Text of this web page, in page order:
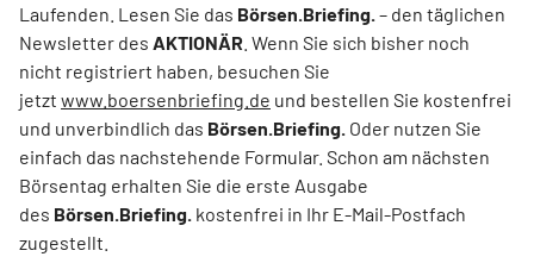
Laufenden. Lesen Sie das Börsen.Briefing. – den täglichen
Newsletter des AKTIONÄR . Wenn Sie sich bisher noch
nicht registriert haben, besuchen Sie
jetzt www.boersenbriefing.de und bestellen Sie kostenfrei
und unverbindlich das Börsen.Briefing. Oder nutzen Sie
einfach das nachstehende Formular. Schon am nächsten
Börsentag erhalten Sie die erste Ausgabe
des Börsen.Briefing. kostenfrei in Ihr E-Mail-Postfach
zugestellt.